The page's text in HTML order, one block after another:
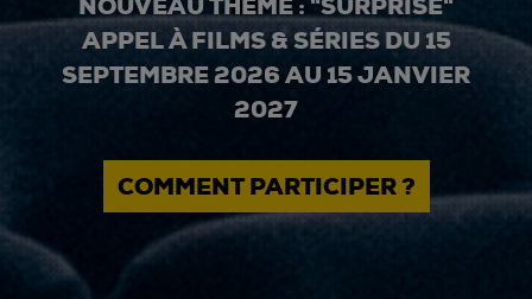
APPEL À FILMS & SÉRIES DU 15
SEPTEMBRE 2026 AU 15 JANVIER
2027
COMMENT PARTICIPER ?